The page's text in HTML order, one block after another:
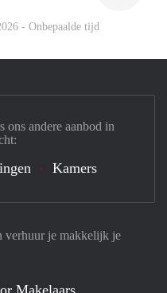
- Onbepaalde tijd
verhuur je makkelijk je
Makelaars
ons andere aanbod in
Kamers